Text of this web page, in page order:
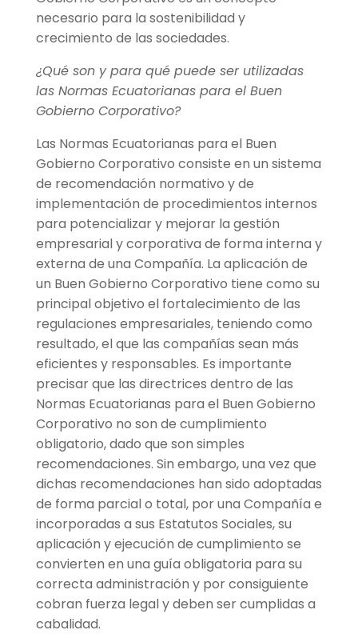
necesario para la sostenibilidad y
crecimiento de las sociedades.
¿Qué son y para qué puede ser utilizadas
las Normas Ecuatorianas para el Buen
Gobierno Corporativo?
Las Normas Ecuatorianas para el Buen
Gobierno Corporativo consiste en un sistema
de recomendación normativo y de
implementación de procedimientos internos
para potencializar y mejorar la gestión
empresarial y corporativa de forma interna y
externa de una Compañía. La aplicación de
un Buen Gobierno Corporativo tiene como su
principal objetivo el fortalecimiento de las
regulaciones empresariales, teniendo como
resultado, el que las compañías sean más
eficientes y responsables. Es importante
precisar que las directrices dentro de las
Normas Ecuatorianas para el Buen Gobierno
Corporativo no son de cumplimiento
obligatorio, dado que son simples
recomendaciones. Sin embargo, una vez que
dichas recomendaciones han sido adoptadas
de forma parcial o total, por una Compañía e
incorporadas a sus Estatutos Sociales, su
aplicación y ejecución de cumplimiento se
convierten en una guía obligatoria para su
correcta administración y por consiguiente
cobran fuerza legal y deben ser cumplidas a
cabalidad.